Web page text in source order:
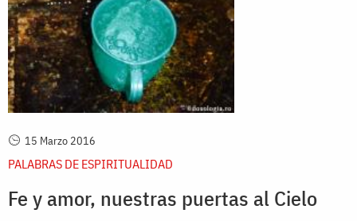
15 Marzo 2016
PALABRAS DE ESPIRITUALIDAD
Fe y amor, nuestras puertas al Cielo